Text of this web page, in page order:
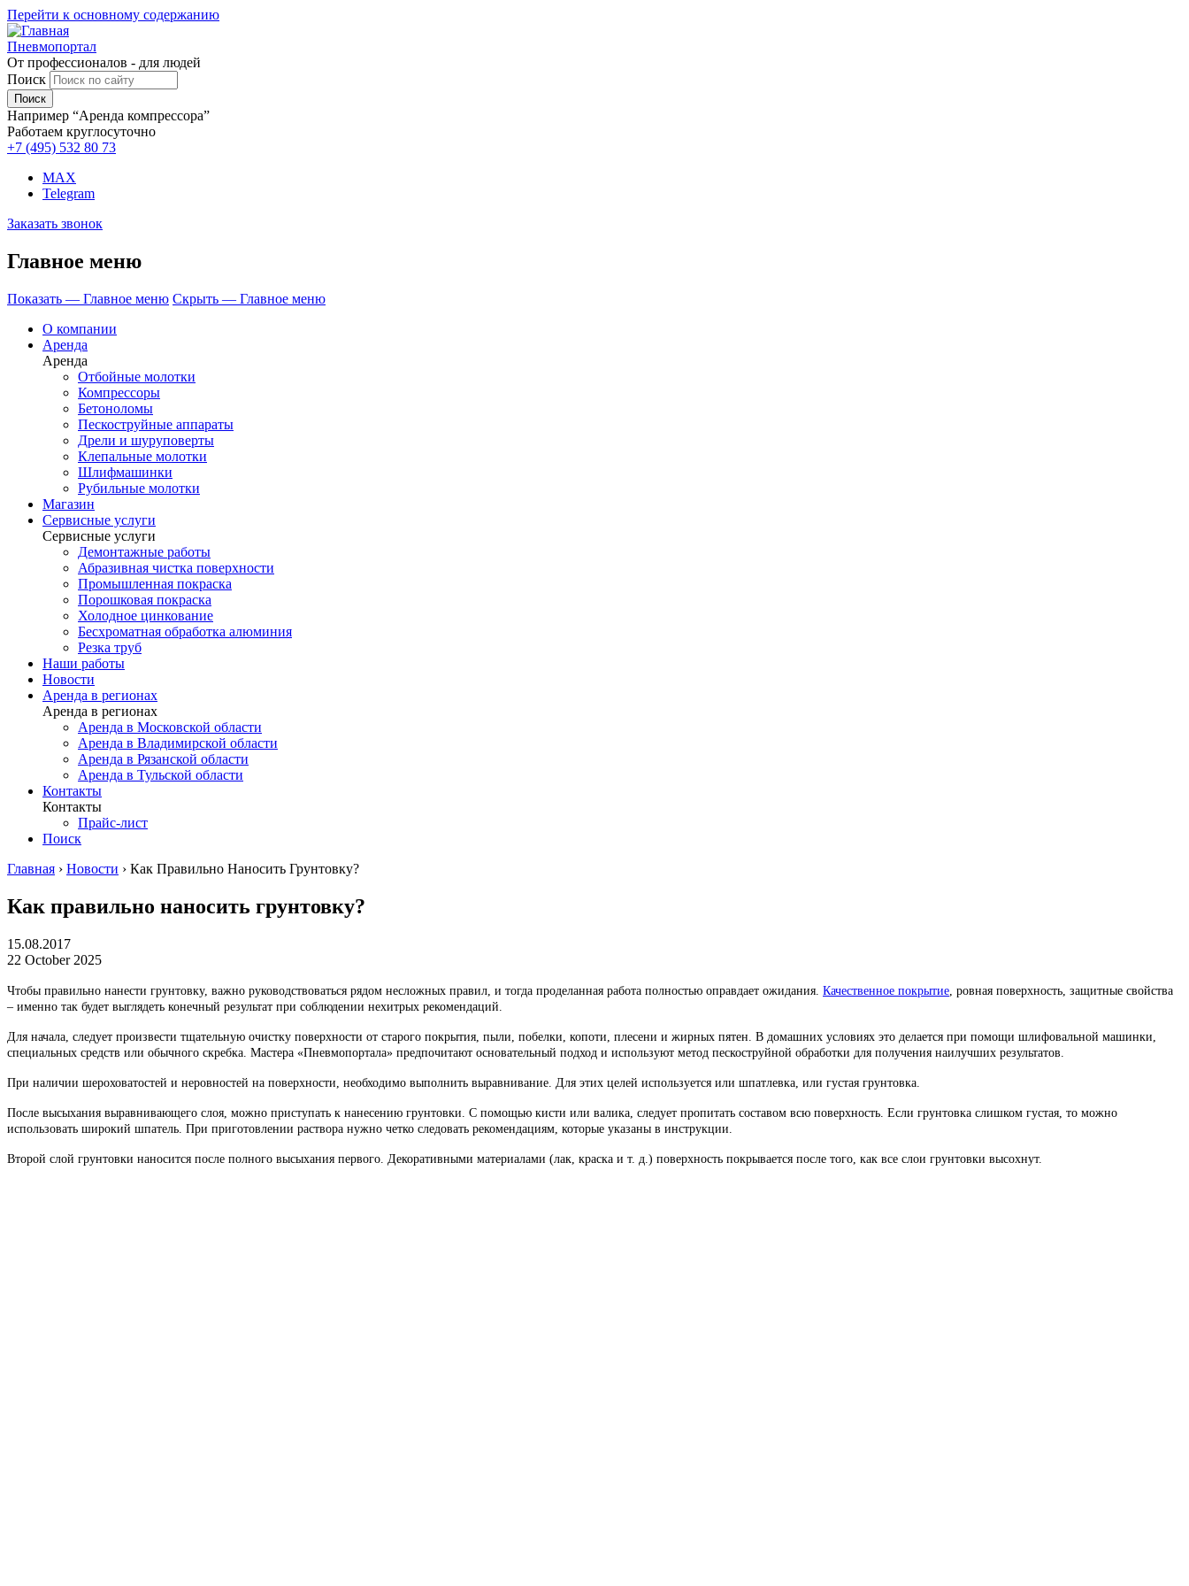
Перейти к основному содержанию
Пневмопортал
От профессионалов - для людей
Поиск
Например “Аренда компрессора”
Работаем круглосуточно
+7 (495) 532 80 73
MAX
Telegram
Заказать звонок
Главное меню
Показать — Главное меню Скрыть — Главное меню
О компании
Аренда
Аренда
Отбойные молотки
Компрессоры
Бетоноломы
Пескоструйные аппараты
Дрели и шуруповерты
Клепальные молотки
Шлифмашинки
Рубильные молотки
Магазин
Сервисные услуги
Сервисные услуги
Демонтажные работы
Абразивная чистка поверхности
Промышленная покраска
Порошковая покраска
Холодное цинкование
Бесхроматная обработка алюминия
Резка труб
Наши работы
Новости
Аренда в регионах
Аренда в регионах
Аренда в Московской области
Аренда в Владимирской области
Аренда в Рязанской области
Аренда в Тульской области
Контакты
Контакты
Прайс-лист
Поиск
Главная › Новости › Как Правильно Наносить Грунтовку?
Как правильно наносить грунтовку?
15.08.2017
22 October 2025
Чтобы правильно нанести грунтовку, важно руководствоваться рядом несложных правил, и тогда проделанная работа полностью оправдает ожидания. Качественное покрытие , ровная поверхность, защитные свойства
– именно так будет выглядеть конечный результат при соблюдении нехитрых рекомендаций.
Для начала, следует произвести тщательную очистку поверхности от старого покрытия, пыли, побелки, копоти, плесени и жирных пятен. В домашних условиях это делается при помощи шлифовальной машинки,
специальных средств или обычного скребка. Мастера «Пневмопортала» предпочитают основательный подход и используют метод пескоструйной обработки для получения наилучших результатов.
При наличии шероховатостей и неровностей на поверхности, необходимо выполнить выравнивание. Для этих целей используется или шпатлевка, или густая грунтовка.
После высыхания выравнивающего слоя, можно приступать к нанесению грунтовки. С помощью кисти или валика, следует пропитать составом всю поверхность. Если грунтовка слишком густая, то можно
использовать широкий шпатель. При приготовлении раствора нужно четко следовать рекомендациям, которые указаны в инструкции.
Второй слой грунтовки наносится после полного высыхания первого. Декоративными материалами (лак, краска и т. д.) поверхность покрывается после того, как все слои грунтовки высохнут.